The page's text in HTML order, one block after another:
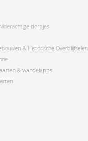
dorpjes
& Historische Overblijfselen
& wandelapps